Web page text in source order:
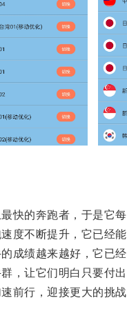
的奔跑者，于是它每
不断提升，它已经
绩越来越好，它已经
让它们明白只要付出
行，迎接更大的挑战